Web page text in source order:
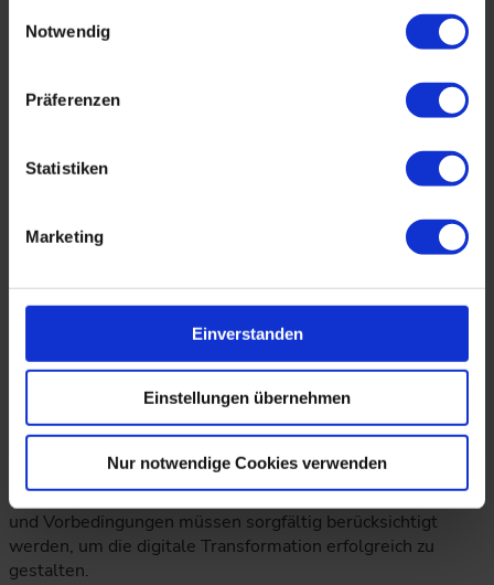
Notwendig
Präferenzen
Statistiken
Marketing
Einverstanden
Einstellungen übernehmen
Nur notwendige Cookies verwenden
Enterprise Application Management (EAM): Die
Unternehmensanwendungen spielen eine zentrale Rolle.
Change Management: Die Einbindung und Schulung der
Mitarbeiter sind entscheidend, um Widerstände zu
überwinden und die Akzeptanz neuer Technologien zu
Reifegradmodell: Die Bewertung des aktuellen
Reifegrads und die Entwicklung eines Programms zur
schrittweisen Verbesserung sind wichtig für den
langfristigen Erfolg.
digitale Transformation auch eine menschliche. Die Rolle
der Mitarbeiter ist entscheidend für den Erfolg der
Transformation. Es gibt unterschiedliche Change
den Wandel im Unternehmen zu unterstützen und die
Mitarbeiter aktiv einzubinden. Diese Herausforderungen
und Vorbedingungen müssen sorgfältig berücksichtigt
werden, um die digitale Transformation erfolgreich zu
gestalten.